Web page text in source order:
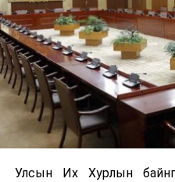
Улсын Их Хурлын